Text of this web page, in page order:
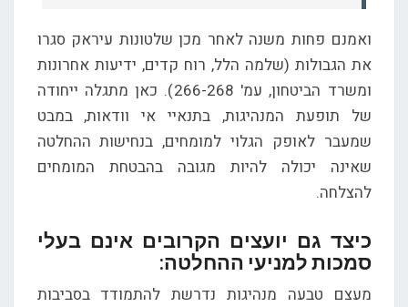
ואמנם פחות משנה לאחר מכן שלטונות עיראק סגרו
את הגבולות (שלמה הלל, רוח קדים, ידיעות אחרונות
ומשרד הביטחון, עמ' 266-268). כאן מתגלה ייחודה
של תופעת המנהיגות, בתנאיי אי וודאות, במבט
שמעבר לאופק הגלוי למומחים, בנחישות ההחלטה
שאינה יכולה להיות מגובה בהבטחת המומחים
להצלחה.
כיצד גם יועצים הקרובים אינם בעלי
סמכות למניעי ההחלטה:
מעצם טבעה מנהיגות נדרשת להתמודד בסביבות